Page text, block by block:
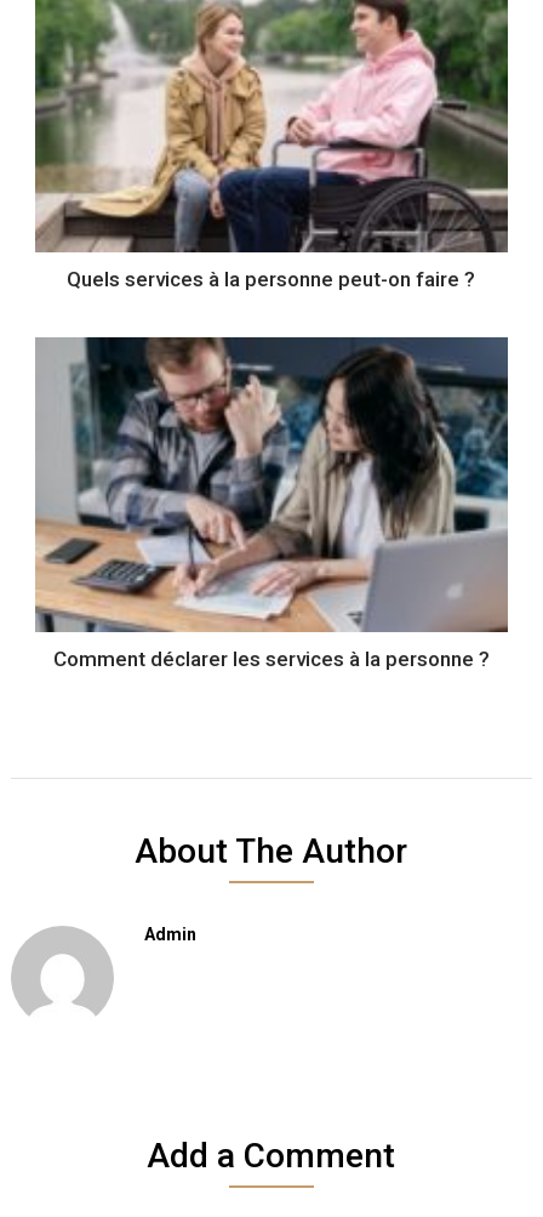
Quels services à la personne peut-on faire ?
Comment déclarer les services à la personne ?
About The Author
Admin
Add a Comment